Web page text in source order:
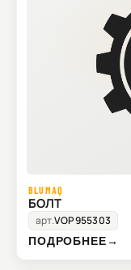
BLUMAQ
БОЛТ
арт.VOP955303
ПОДРОБНЕЕ→